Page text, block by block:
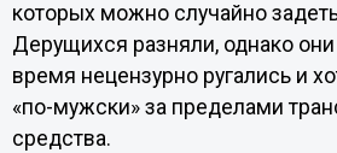
которых можно случайно
Дерущихся разняли, однако
время нецензурно ругались и
«по-мужски» за пределами
средства.